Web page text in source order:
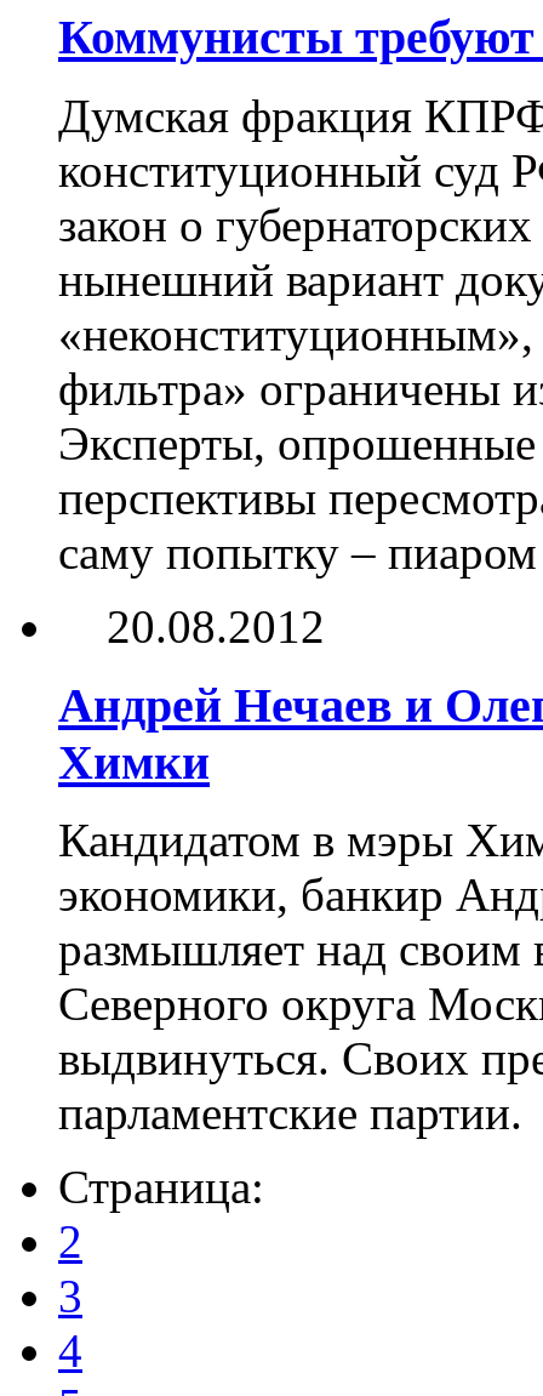
Коммунисты требуют
Думская фракция КПРФ
конституционный суд
закон о
нынешний вариант
«неконституционным»,
фильтра» ограничены
Эксперты, опрошенные
перспективы
саму попытку –
20.08.2012
Андрей Нечаев и
Химки
Кандидатом в мэры
экономики, банкир
размышляет над
Северного округа
выдвинуться. Своих
парламентские партии.
Страница:
2
3
4